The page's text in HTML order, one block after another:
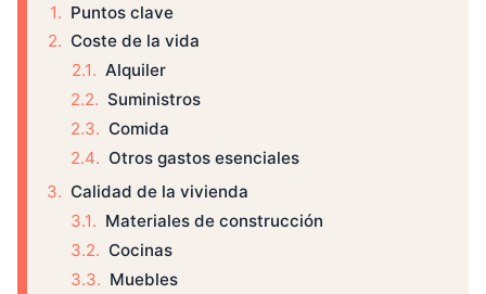
Puntos clave
Coste de la vida
Alquiler
Suministros
Comida
Otros gastos esenciales
Calidad de la vivienda
Materiales de construcción
Cocinas
Muebles